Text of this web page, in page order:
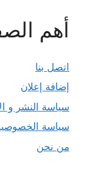
أهم
اتصل بنا
إضافة إعلان
سياسة النشر و
سياسة
من نحن